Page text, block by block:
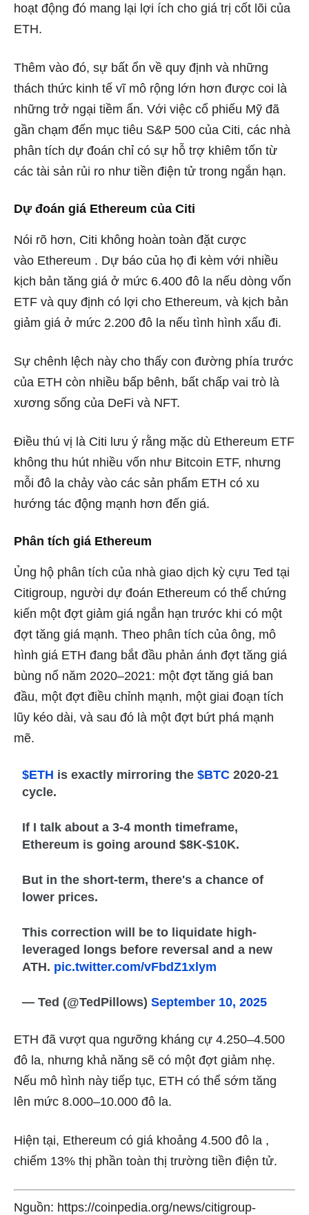
hoạt động đó mang lại lợi ích cho giá trị cốt lõi của
ETH.
Thêm vào đó, sự bất ổn về quy định và những
thách thức kinh tế vĩ mô rộng lớn hơn được coi là
những trở ngại tiềm ẩn. Với việc cổ phiếu Mỹ đã
gần chạm đến mục tiêu S&P 500 của Citi, các nhà
phân tích dự đoán chỉ có sự hỗ trợ khiêm tốn từ
các tài sản rủi ro như tiền điện tử trong ngắn hạn.
Dự đoán giá Ethereum của Citi
Nói rõ hơn, Citi không hoàn toàn đặt cược
vào Ethereum . Dự báo của họ đi kèm với nhiều
kịch bản tăng giá ở mức 6.400 đô la nếu dòng vốn
ETF và quy định có lợi cho Ethereum, và kịch bản
giảm giá ở mức 2.200 đô la nếu tình hình xấu đi.
Sự chênh lệch này cho thấy con đường phía trước
của ETH còn nhiều bấp bênh, bất chấp vai trò là
xương sống của DeFi và NFT.
Điều thú vị là Citi lưu ý rằng mặc dù Ethereum ETF
không thu hút nhiều vốn như Bitcoin ETF, nhưng
mỗi đô la chảy vào các sản phẩm ETH có xu
hướng tác động mạnh hơn đến giá.
Phân tích giá Ethereum
Ủng hộ phân tích của nhà giao dịch kỳ cựu Ted tại
Citigroup, người dự đoán Ethereum có thể chứng
kiến ​​một đợt giảm giá ngắn hạn trước khi có một
đợt tăng giá mạnh. Theo phân tích của ông, mô
hình giá ETH đang bắt đầu phản ánh đợt tăng giá
bùng nổ năm 2020–2021: một đợt tăng giá ban
đầu, một đợt điều chỉnh mạnh, một giai đoạn tích
lũy kéo dài, và sau đó là một đợt bứt phá mạnh
mẽ.
$ETH is exactly mirroring the$BTC 2020-21
cycle.
If I talk about a 3-4 month timeframe,
Ethereum is going around $8K-$10K.
But in the short-term, there's a chance of
lower prices.
This correction will be to liquidate high-
leveraged longs before reversal and a new
ATH. pic.twitter.com/vFbdZ1xlym
— Ted (@TedPillows)September 10, 2025
ETH đã vượt qua ngưỡng kháng cự 4.250–4.500
đô la, nhưng khả năng sẽ có một đợt giảm nhẹ.
Nếu mô hình này tiếp tục, ETH có thể sớm tăng
lên mức 8.000–10.000 đô la.
Hiện tại, Ethereum có giá khoảng 4.500 đô la ,
chiếm 13% thị phần toàn thị trường tiền điện tử.
Nguồn: https://coinpedia.org/news/citigroup-